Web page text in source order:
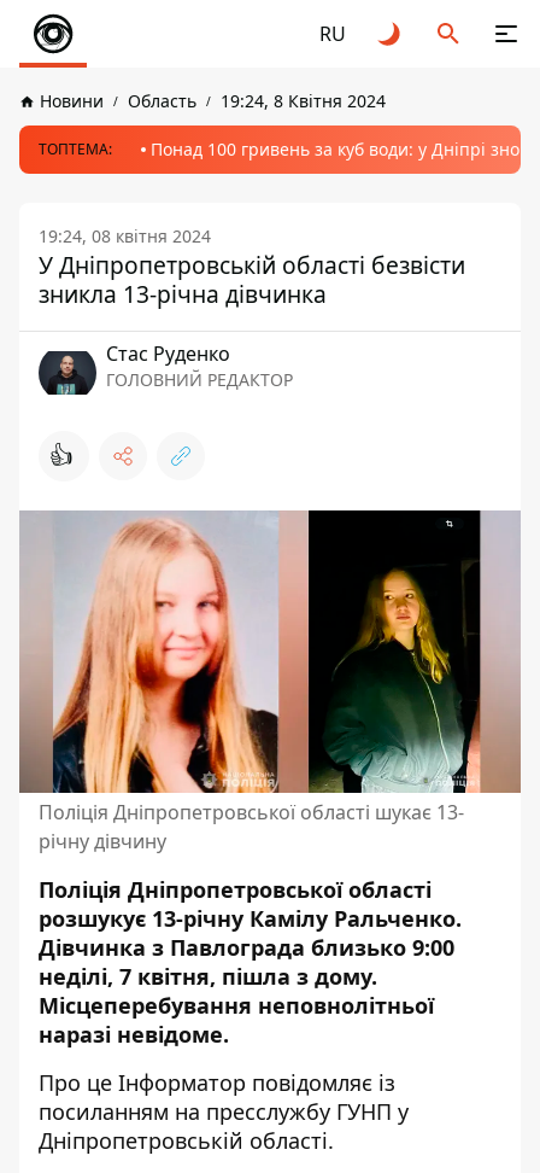
RU
Новини Область 19:24, 8 Квітня 2024
ТОПТЕМА: Понад 100 гривень за куб води: у Дніпрі
19:24, 08 квітня 2024
У Дніпропетровській області безвісти
зникла 13-річна дівчинка
Стас Руденко
ГОЛОВНИЙ РЕДАКТОР
👍
Поліція Дніпропетровської області шукає 13-
річну дівчину
Поліція Дніпропетровської області
розшукує 13-річну Камілу Ральченко.
Дівчинка з Павлограда близько 9:00
неділі, 7 квітня, пішла з дому.
Місцеперебування неповнолітньої
наразі невідоме.
Про це Інформатор повідомляє із
посиланням на пресслужбу ГУНП у
Дніпропетровській області.